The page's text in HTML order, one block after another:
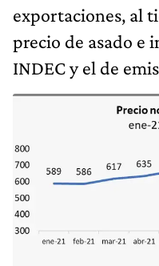
exportaciones, al
precio de asado e
INDEC y el de